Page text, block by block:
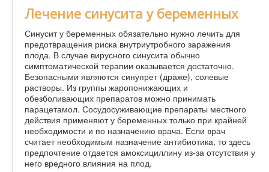
Лечение синусита у беременных
Синусит у беременных обязательно нужно лечить для
предотвращения риска внутриутробного заражения
плода. В случае вирусного синусита обычно
симптоматической терапии оказывается достаточно.
Безопасными являются синупрет (драже), солевые
растворы. Из группы жаропонижающих и
обезболивающих препаратов можно принимать
парацетамол. Сосудосуживающие препараты местного
действия применяют у беременных только при крайней
необходимости и по назначению врача. Если врач
считает необходимым назначение антибиотика, то здесь
предпочтение отдается амоксициллину из-за отсутствия у
него вредного влияния на плод.